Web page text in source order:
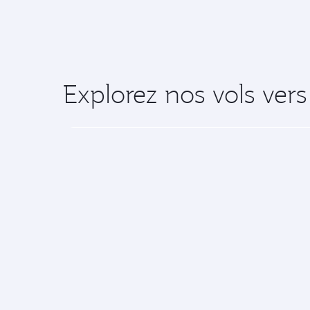
Explorez nos vols